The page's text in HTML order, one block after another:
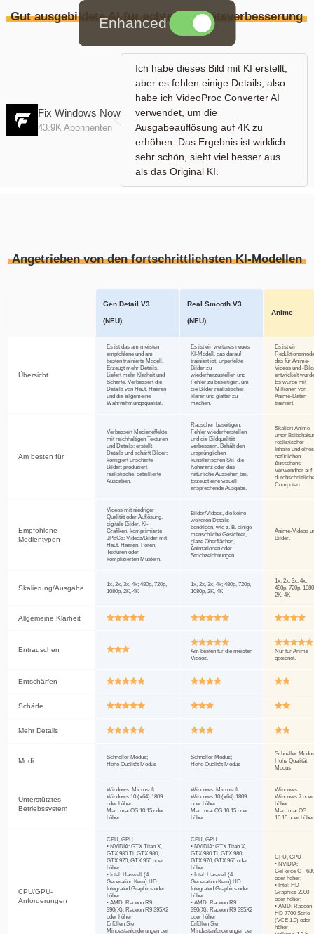
Unschärfe
Gut ausgebildete AI für echte Qualitätsverbesserung
Enhanced
Fix Windows Now
43.9K Abonnenten
Ich habe dieses Bild mit KI erstellt,
aber es fehlen einige Details, also
habe ich VideoProc Converter AI
verwendet, um die
Ausgabeauflösung auf 4K zu
erhöhen. Das Ergebnis ist wirklich
sehr schön, sieht viel besser aus
als das Original KI.
Angetrieben von den fortschrittlichsten KI-Modellen